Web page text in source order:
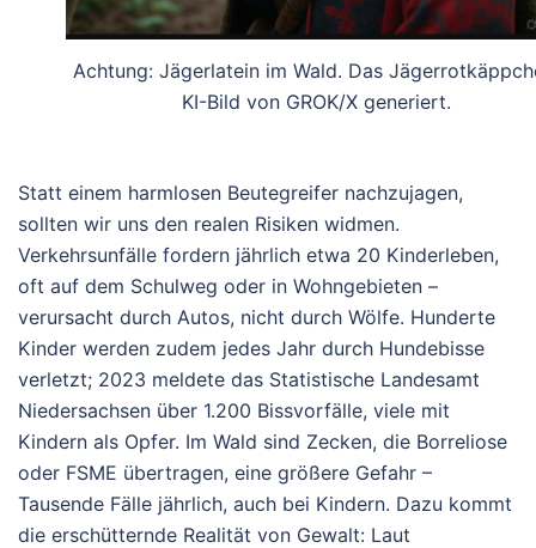
Achtung: Jägerlatein im Wald. Das
KI-Bild von GROK/X generiert.
Statt einem harmlosen Beutegreifer nachzujagen,
sollten wir uns den realen Risiken widmen.
Verkehrsunfälle fordern jährlich etwa 20 Kinderleben,
oft auf dem Schulweg oder in Wohngebieten –
verursacht durch Autos, nicht durch Wölfe. Hunderte
Kinder werden zudem jedes Jahr durch Hundebisse
verletzt; 2023 meldete das Statistische Landesamt
Niedersachsen über 1.200 Bissvorfälle, viele mit
Kindern als Opfer. Im Wald sind Zecken, die Borreliose
oder FSME übertragen, eine größere Gefahr –
Tausende Fälle jährlich, auch bei Kindern. Dazu kommt
die erschütternde Realität von Gewalt: Laut